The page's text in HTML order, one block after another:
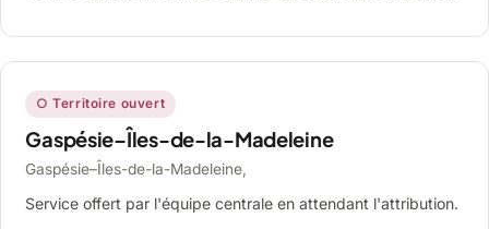
○ Territoire ouvert
Gaspésie–Îles-de-la-Madeleine
Gaspésie–Îles-de-la-Madeleine,
Service offert par l'équipe centrale en attendant l'attribution.